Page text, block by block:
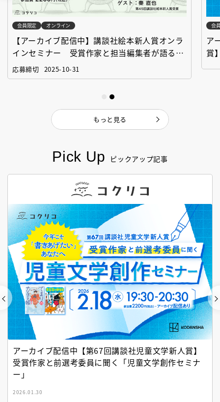
Pick Up ピックアップ記事
アーカイブ配信中【第67回講談社児童文学新人賞】
受賞作家と前選考委員に聞く「児童文学創作セミナ
ー」
2026.01.30
会員限定 オンライン
【アーカイブ配信中】講談社絵本新人賞オンラ
インセミナー 受賞作家と担当編集者が語る
「絵本創作実践講座」
応募締切 2025-10-31
会
ア
賞
もっと見る